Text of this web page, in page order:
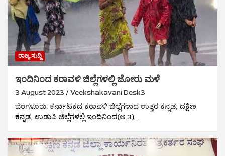
ರಾಜ್ಯ ಸುದ್ದಿ
ಇಂದಿನಿಂದ ಕರಾವಳಿ ಜಿಲ್ಲೆಗಳಲ್ಲಿ ಜೋರು ಮಳೆ
3 August 2023 Veekshakavani Desk3
ಬೆಂಗಳೂರು: ಕರ್ನಾಟಕದ ಕರಾವಳಿ ಜಿಲ್ಲೆಗಳಾದ ಉತ್ತರ ಕನ್ನಡ, ದಕ್ಷಿಣ
ಕನ್ನಡ, ಉಡುಪಿ ಜಿಲ್ಲೆಗಳಲ್ಲಿ ಇಂದಿನಿಂದ(ಆ.3)…